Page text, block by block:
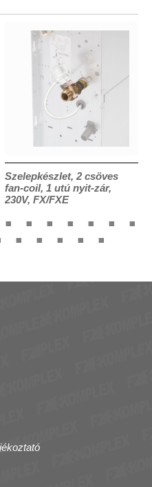
Szelepkészlet, 2 csöves
fan-coil, 1 utú nyit-zár,
230V, FX/FXE